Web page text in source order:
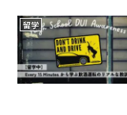
留学